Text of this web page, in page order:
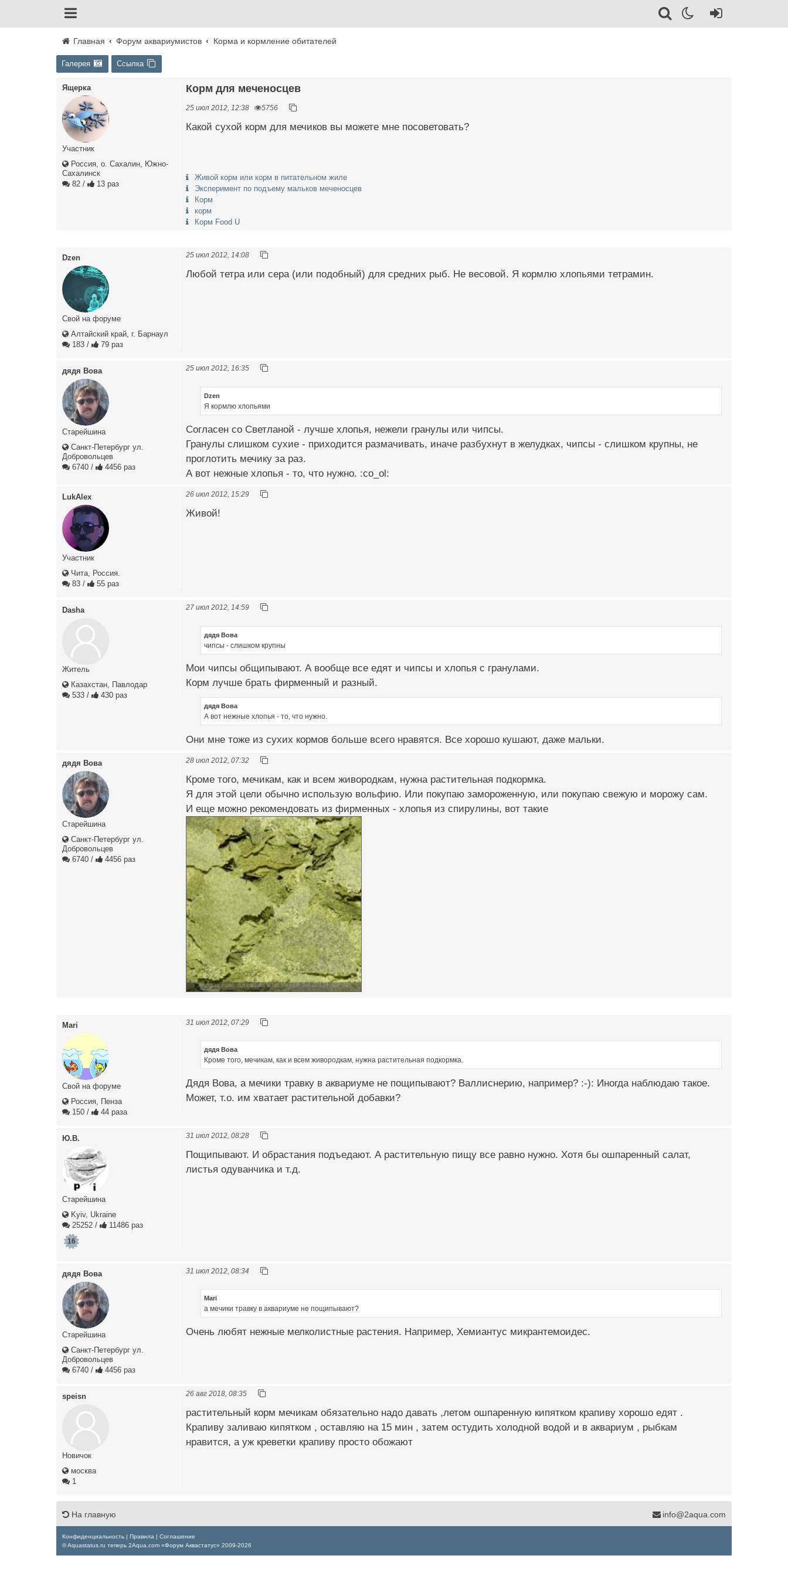
Главная Форум аквариумистов Корма и кормление обитателей
Галерея Ссылка
Ящерка
Участник
Россия, о. Сахалин, Южно-
Сахалинск
82 / 13 раз
Корм для меченосцев
25 июл 2012, 12:38 5756
Какой сухой корм для мечиков вы можете мне посоветовать?
Живой корм или корм в питательном жиле
Эксперимент по подъему мальков меченосцев
Корм
корм
Корм Food U
Dzen
Свой на форуме
Алтайский край, г. Барнаул
183 / 79 раз
25 июл 2012, 14:08
Любой тетра или сера (или подобный) для средних рыб. Не весовой. Я кормлю хлопьями тетрамин.
дядя Вова
Старейшина
Санкт-Петербург ул.
Добровольцев
6740 / 4456 раз
25 июл 2012, 16:35
Dzen
Я кормлю хлопьями
Согласен со Светланой - лучше хлопья, нежели гранулы или чипсы.
Гранулы слишком сухие - приходится размачивать, иначе разбухнут в желудках, чипсы - слишком крупны, не
проглотить мечику за раз.
А вот нежные хлопья - то, что нужно. :co_ol:
LukAlex
Участник
Чита, Россия.
83 / 55 раз
26 июл 2012, 15:29
Живой!
Dasha
Житель
Казахстан, Павлодар
533 / 430 раз
27 июл 2012, 14:59
дядя Вова
чипсы - слишком крупны
Мои чипсы общипывают. А вообще все едят и чипсы и хлопья с гранулами.
Корм лучше брать фирменный и разный.
дядя Вова
А вот нежные хлопья - то, что нужно.
Они мне тоже из сухих кормов больше всего нравятся. Все хорошо кушают, даже мальки.
дядя Вова
Старейшина
Санкт-Петербург ул.
Добровольцев
6740 / 4456 раз
28 июл 2012, 07:32
Кроме того, мечикам, как и всем живородкам, нужна растительная подкормка.
Я для этой цели обычно использую вольфию. Или покупаю замороженную, или покупаю свежую и морожу сам.
И еще можно рекомендовать из фирменных - хлопья из спирулины, вот такие
Mari
Свой на форуме
Россия, Пенза
150 / 44 раза
31 июл 2012, 07:29
дядя Вова
Кроме того, мечикам, как и всем живородкам, нужна растительная подкормка.
Дядя Вова, а мечики травку в аквариуме не пощипывают? Валлиснерию, например? :-): Иногда наблюдаю такое.
Может, т.о. им хватает растительной добавки?
Ю.В.
Старейшина
Kyiv, Ukraine
25252 / 11486 раз
16
31 июл 2012, 08:28
Пощипывают. И обрастания подъедают. А растительную пищу все равно нужно. Хотя бы ошпаренный салат,
листья одуванчика и т.д.
дядя Вова
Старейшина
Санкт-Петербург ул.
Добровольцев
6740 / 4456 раз
31 июл 2012, 08:34
Mari
а мечики травку в аквариуме не пощипывают?
Очень любят нежные мелколистные растения. Например, Хемиантус микрантемоидес.
speisn
Новичок
москва
1
26 авг 2018, 08:35
растительный корм мечикам обязательно надо давать ,летом ошпаренную кипятком крапиву хорошо едят .
Крапиву заливаю кипятком , оставляю на 15 мин , затем остудить холодной водой и в аквариум , рыбкам
нравится, а уж креветки крапиву просто обожают
На главную info@2aqua.com
Конфиденциальность | Правила | Соглашение
© Aquastatus.ru теперь 2Aqua.com «Форум Аквастатус» 2009-2026